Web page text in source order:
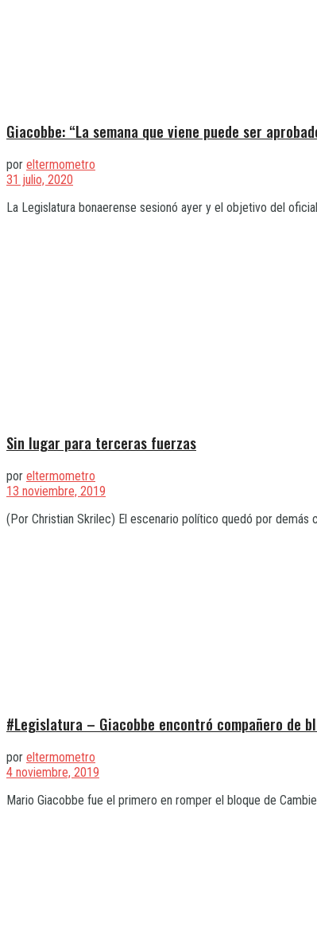
Giacobbe: “La semana que viene puede ser
por eltermometro
31 julio, 2020
La Legislatura bonaerense sesionó ayer y el objetivo del
Sin lugar para terceras fuerzas
por eltermometro
13 noviembre, 2019
(Por Christian Skrilec) El escenario político quedó por
#Legislatura – Giacobbe encontró compañero de
por eltermometro
4 noviembre, 2019
Mario Giacobbe fue el primero en romper el bloque de